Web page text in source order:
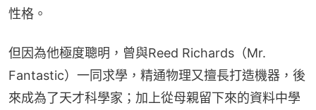
性格。
但因為他極度聰明，曾與Reed Richards（Mr.
Fantastic）一同求學，精通物理又擅長打造機器，後
來成為了天才科學家；加上從母親留下來的資料中學